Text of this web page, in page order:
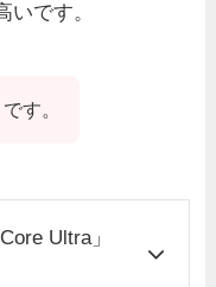
です。
す。
Ultra」